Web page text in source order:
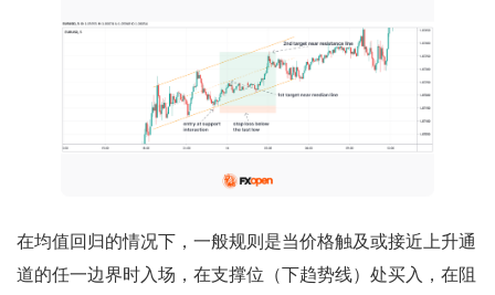
在均值回归的情况下，一般规则是当价格触及或接近上升通
道的任一边界时入场，在支撑位（下趋势线）处买入，在阻